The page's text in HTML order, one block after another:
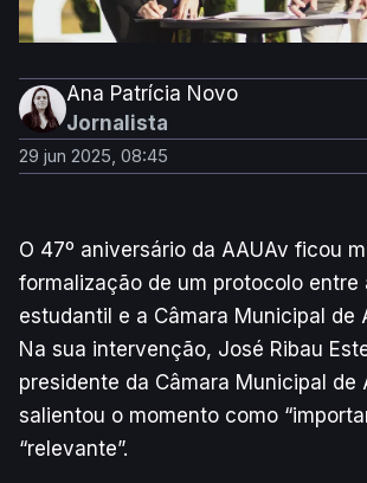
Ana Patrícia Novo
Jornalista
29 jun 2025, 08:45
O 47º aniversário da AAUAv ficou
formalização de um protocolo entre
estudantil e a Câmara Municipal de
Na sua intervenção, José Ribau
presidente da Câmara Municipal de
salientou o momento como
“relevante”.